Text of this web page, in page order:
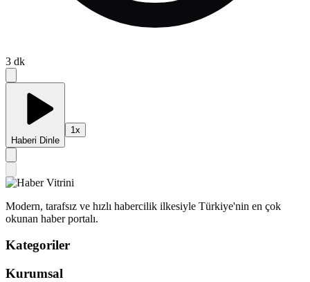
3 dk
Haberi Dinle
1 x
Modern, tarafsız ve hızlı habercilik ilkesiyle Türkiye'nin en çok
okunan haber portalı.
Kategoriler
Kurumsal